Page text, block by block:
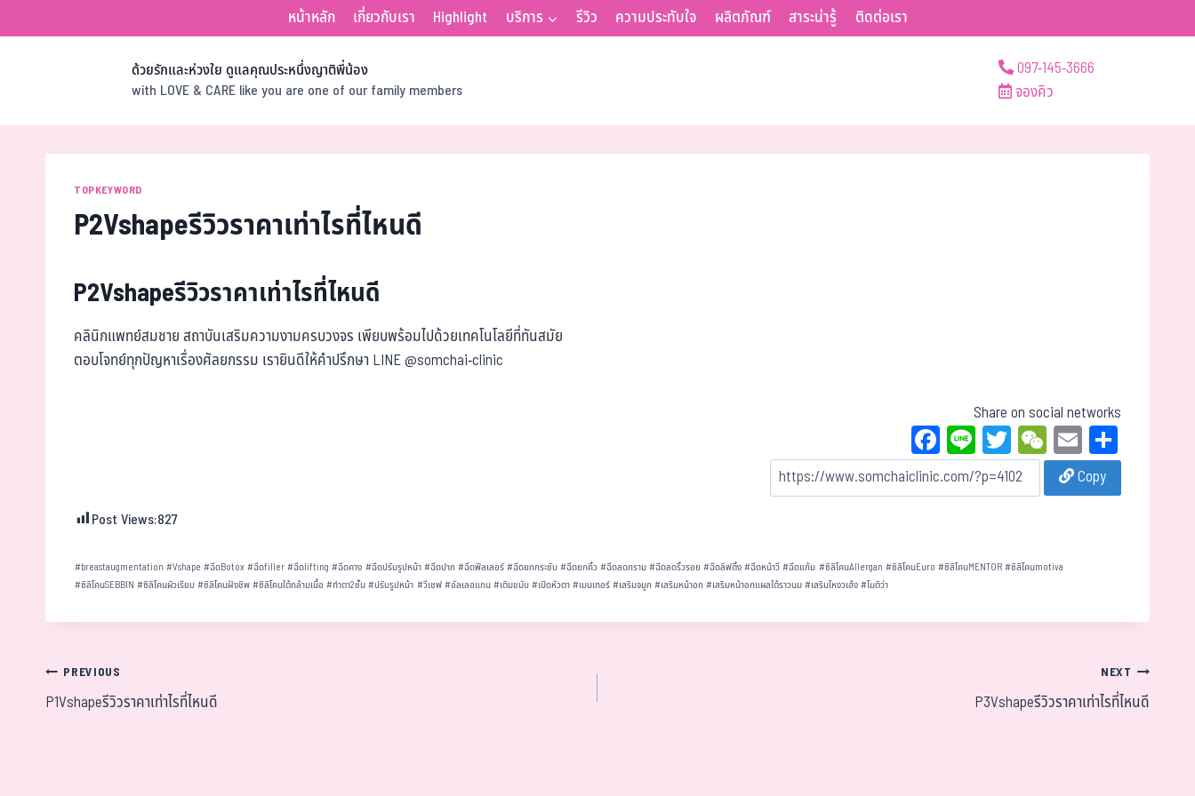
หน้าหลัก เกี่ยวกับเรา Highlight บริการ รีวิว ความประทับใจ ผลิตภัณฑ์ สาระน่ารู้ ติดต่อเรา
ด้วยรักและห่วงใย ดูแลคุณประหนึ่งญาติพี่น้อง
with LOVE & CARE like you are one of our family members
097-145-3666
จองคิว
TOPKEYWORD
P2Vshapeรีวิวราคาเท่าไรที่ไหนดี
P2Vshapeรีวิวราคาเท่าไรที่ไหนดี
คลินิกแพทย์สมชาย สถาบันเสริมความงามครบวงจร เพียบพร้อมไปด้วยเทคโนโลยีที่ทันสมัย
ตอบโจทย์ทุกปัญหาเรื่องศัลยกรรม เรายินดีให้คำปรึกษา LINE @somchai-clinic
Share on social networks
Fa
ce
bo
Li
ne
T
wi
tt
W
eC
ha
E
m
ail
Copy
Post Views:827
#breastaugmentation #Vshape #ฉีดBotox#ฉีดfiller#ฉีดlifting #ฉีดคาง #ฉีดปรับรูปหน้า #ฉีดปาก#ฉีดฟิลเลอร์#ฉีดยกกระชับ#ฉีดยกคิ้ว#ฉีดลดกราม#ฉีดลดริ้วรอย #ฉีดลิฟติ้ง#ฉีดหน้าวี #ฉีดแก้ม #ซิลิโคนAllergan #ซิลิโคนEuro #ซิลิโคนMENTOR#ซิลิโคนmotiva
#ซิลิโคนSEBBIN #ซิลิโคนผิวเรียบ#ซิลิโคนฝังชิพ#ซิลิโคนใต้กล้ามเนื้อ #ทำตา2ชั้น #ปรับรูปหน้า #วีเชฟ #อัลเลอแกน#เติมขมับ#เปิดหัวตา#เมนเทอร์#เสริมจมูก#เสริมหน้าอก#เสริมหน้าอกแผลใต้ราวนม#เสริมโหงวเฮ้ง #โมติว่า
PREVIOUS
P1Vshapeรีวิวราคาเท่าไรที่ไหนดี
NEXT
P3Vshapeรีวิวราคาเท่าไรที่ไหนดี